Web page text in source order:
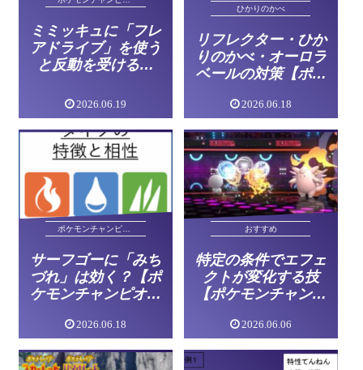
ミミッキュに「フレ
アドライブ」を使う
と反動を受ける？
オンズ】
2026.06.19
ひかりのかべ
リフレクター・ひか
りのかべ・オーロラ
ベールの対策【ポケ
ズ】
2026.06.18
サーフゴーに「みち
づれ」は効く？【ポ
ケモンチャンピオン
2026.06.18
おすすめ
特定の条件でエフェ
クトが変化する技
【ポケモンチャンピ
2026.06.06